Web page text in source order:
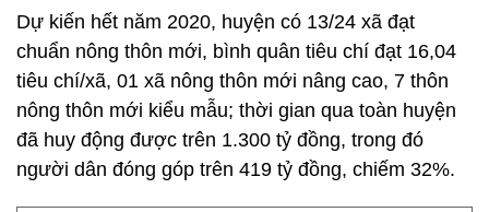
Dự kiến hết năm 2020, huyện có 13/24 xã đạt
chuẩn nông thôn mới, bình quân tiêu chí đạt 16,04
tiêu chí/xã, 01 xã nông thôn mới nâng cao, 7 thôn
nông thôn mới kiểu mẫu; thời gian qua toàn huyện
đã huy động được trên 1.300 tỷ đồng, trong đó
người dân đóng góp trên 419 tỷ đồng, chiếm 32%.